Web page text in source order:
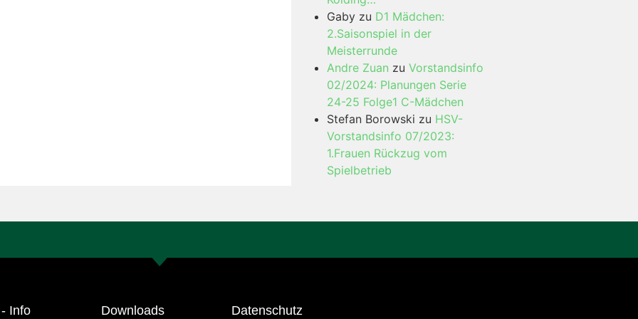
Gabyzu D1 Mädchen:
2.Saisonspiel in der
Meisterrunde
Andre Zuan zu Vorstandsinfo
02/2024: Planungen Serie
24-25 Folge1 C-Mädchen
Stefan Borowski zu HSV-
Vorstandsinfo 07/2023:
1.Frauen Rückzug vom
Spielbetrieb
Info Downloads Datenschutz